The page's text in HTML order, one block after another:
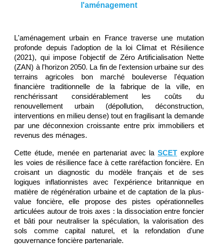
l'aménagement
L'aménagement urbain en France traverse une mutation
profonde depuis l'adoption de la loi Climat et Résilience
(2021), qui impose l'objectif de Zéro Artificialisation Nette
(ZAN) à l'horizon 2050. La fin de l'extension urbaine sur des
terrains agricoles bon marché bouleverse l'équation
financière traditionnelle de la fabrique de la ville, en
renchérissant considérablement les coûts du
renouvellement urbain (dépollution, déconstruction,
interventions en milieu dense) tout en fragilisant la demande
par une déconnexion croissante entre prix immobiliers et
revenus des ménages.
Cette étude, menée en partenariat avec la SCET explore
les voies de résilience face à cette raréfaction foncière. En
croisant un diagnostic du modèle français et de ses
logiques inflationnistes avec l'expérience britannique en
matière de régénération urbaine et de captation de la plus-
value foncière, elle propose des pistes opérationnelles
articulées autour de trois axes : la dissociation entre foncier
et bâti pour neutraliser la spéculation, la valorisation des
sols comme capital naturel, et la refondation d'une
gouvernance foncière partenariale.